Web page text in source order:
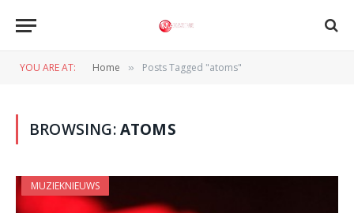
YOU ARE AT: Home » Posts Tagged "atoms"
BROWSING:ATOMS
MUZIEKNIEUWS